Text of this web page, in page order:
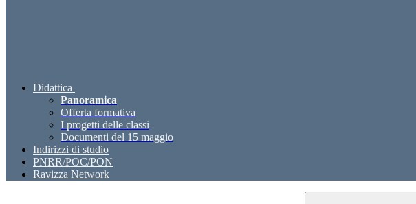
Didattica
Panoramica
Offerta formativa
I progetti delle classi
Documenti del 15 maggio
Indirizzi di studio
PNRR/POC/PON
Ravizza Network